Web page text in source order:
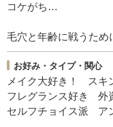
コケがち…
毛穴と年齢に戦うため
お好み・タイプ・関心
メイク大好き！ スキ
フレグランス好き
外
セルフチョイス派
ア